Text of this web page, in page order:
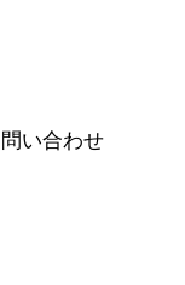
い合わせ